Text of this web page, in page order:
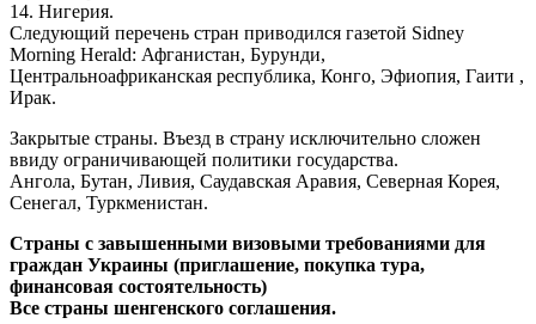
14. Нигерия.
Следующий перечень стран приводился газетой Sidney
Morning Herald: Афганистан, Бурунди,
Центральноафриканская республика, Конго, Эфиопия, Гаити ,
Ирак.
Закрытые страны. Въезд в страну исключительно сложен
ввиду ограничивающей политики государства.
Ангола, Бутан, Ливия, Саудавская Аравия, Северная Корея,
Сенегал, Туркменистан.
Страны с завышенными визовыми требованиями для
граждан Украины (приглашение, покупка тура,
финансовая состоятельность)
Все страны шенгенского соглашения.